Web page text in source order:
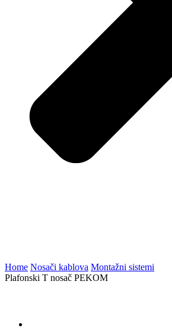
Home Nosači kablova Montažni sistemi
Plafonski T nosač PEKOM